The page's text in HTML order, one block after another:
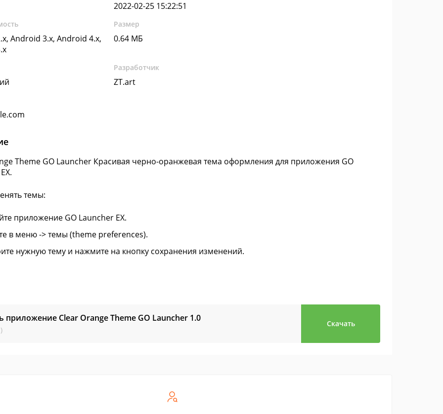
2022-02-25 15:22:51
Android 3.x, Android 4.x,
Размер
0.64 МБ
Разработчик
ZT.art
Theme GO Launcher Красивая черно-оранжевая тема оформления для приложения GO
темы:
приложение GO Launcher EX.
в меню -> темы (theme preferences).
нужную тему и нажмите на кнопку сохранения изменений.
приложение Clear Orange Theme GO Launcher 1.0
Скачать